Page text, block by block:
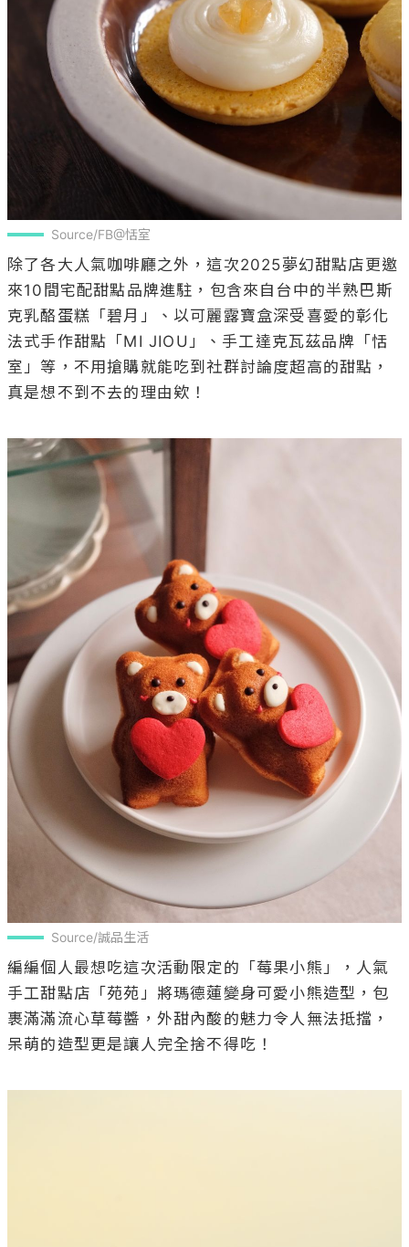
Source/FB@恬室
除了各大人氣咖啡廳之外，這次2025夢幻甜點店更邀
來10間宅配甜點品牌進駐，包含來自台中的半熟巴斯
克乳酪蛋糕「碧月」、以可麗露寶盒深受喜愛的彰化
法式手作甜點「MI JIOU」、手工達克瓦茲品牌「恬
室」等，不用搶購就能吃到社群討論度超高的甜點，
真是想不到不去的理由欸！
Source/誠品生活
編編個人最想吃這次活動限定的「莓果小熊」，人氣
手工甜點店「苑苑」將瑪德蓮變身可愛小熊造型，包
裹滿滿流心草莓醬，外甜內酸的魅力令人無法抵擋，
呆萌的造型更是讓人完全捨不得吃！